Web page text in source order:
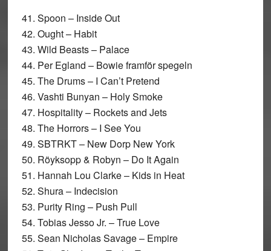
41. Spoon – Inside Out
42. Ought – Habit
43. Wild Beasts – Palace
44. Per Egland – Bowie framför spegeln
45. The Drums – I Can’t Pretend
46. Vashti Bunyan – Holy Smoke
47. Hospitality – Rockets and Jets
48. The Horrors – I See You
49. SBTRKT – New Dorp New York
50. Röyksopp & Robyn – Do It Again
51. Hannah Lou Clarke – Kids in Heat
52. Shura – Indecision
53. Purity Ring – Push Pull
54. Tobias Jesso Jr. – True Love
55. Sean Nicholas Savage – Empire